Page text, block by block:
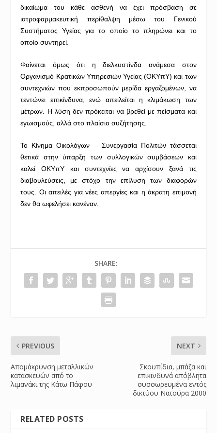
δικαίωμα του κάθε ασθενή να έχει πρόσβαση σε
ιατροφαρμακευτική περίθαλψη μέσω του Γενικού
Συστήματος Υγείας για το οποίο το πληρώνει και το
οποίο συντηρεί.
Φαίνεται όμως ότι η διελκυστίνδα ανάμεσα στον
Οργανισμό Κρατικών Υπηρεσιών Υγείας (ΟΚΥπΥ) και των
συντεχνιών που εκπροσωπούν μερίδα εργαζομένων, να
τεντώνει επικίνδυνα, ενώ απειλείται η κλιμάκωση των
μέτρων. Η λύση δεν πρόκειται να βρεθεί με πείσματα και
εγωισμούς, αλλά στο πλαίσιο συζήτησης.
Το Κίνημα Οικολόγων – Συνεργασία Πολιτών τάσσεται
θετικά στην ύπαρξη των συλλογικών συμβάσεων και
καλεί ΟΚΥπΥ και συντεχνίες να αρχίσουν ξανά τις
διαβουλεύσεις, με στόχο την επίλυση των διαφορών
τους. Οι απειλές για νέες απεργίες και η άκρατη επιμονή
δεν θα ωφελήσει κανέναν.
SHARE:
PREVIOUS
Απομάκρυνση μεταλλικών
κατασκευών από το
λιμανάκι της Κάτω Πάφου
NEXT
Σκουπίδια, μπάζα και
επικινδυνά απόβλητα
συσσωρευμένα εντός
δικτύου Νατούρα 2000
RELATED POSTS